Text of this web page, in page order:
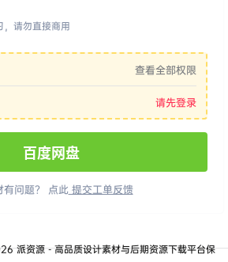
，请勿直接商用
查看全部权限
请先登录
百度网盘
有问题？ 点此提交工单反馈
派资源 - 高品质设计素材与后期资源下载平台保